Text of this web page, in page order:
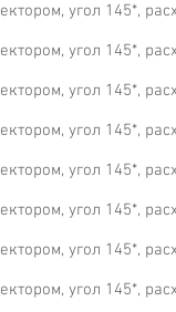
угол 145*,
угол 145*,
угол 145*,
угол 145*,
угол 145*,
угол 145*,
угол 145*,
угол 145*,